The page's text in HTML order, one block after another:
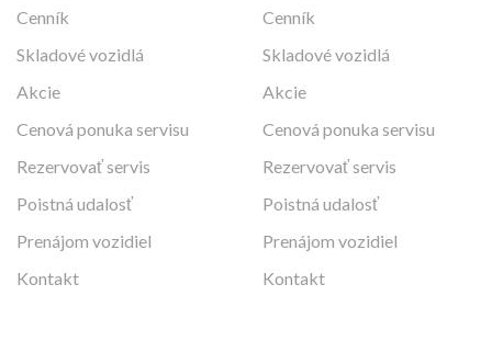
Cenník
Skladové vozidlá
Akcie
Cenová ponuka servisu
Rezervovať servis
Poistná udalosť
Prenájom vozidiel
Kontakt
Cenník
Skladové vozidlá
Akcie
Cenová ponuka servisu
Rezervovať servis
Poistná udalosť
Prenájom vozidiel
Kontakt